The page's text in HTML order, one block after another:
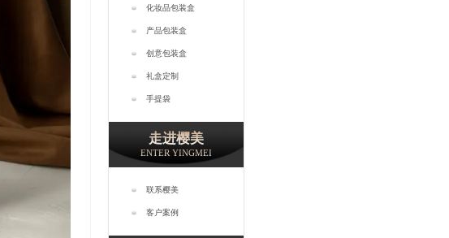
化妆品包装盒
产品包装盒
创意包装盒
礼盒定制
手提袋
走进樱美
ENTER YINGMEI
联系樱美
客户案例